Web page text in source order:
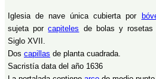
Iglesia de nave única cubierta por
sujeta porcapiteles de bolas y rosetas
Siglo XVII.
Dos capillas de planta cuadrada.
Sacristía data del año 1636